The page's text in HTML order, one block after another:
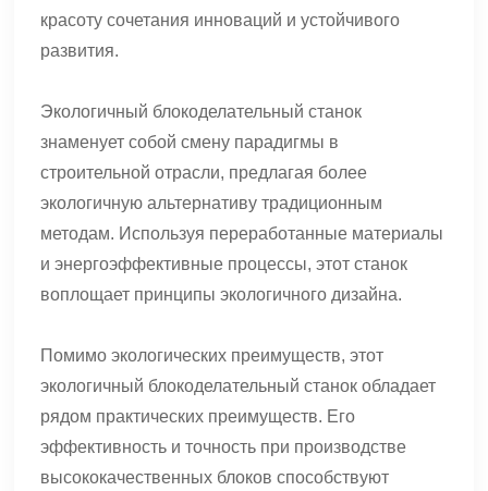
красоту сочетания инноваций и устойчивого
развития.
Экологичный блокоделательный станок
знаменует собой смену парадигмы в
строительной отрасли, предлагая более
экологичную альтернативу традиционным
методам. Используя переработанные материалы
и энергоэффективные процессы, этот станок
воплощает принципы экологичного дизайна.
Помимо экологических преимуществ, этот
экологичный блокоделательный станок обладает
рядом практических преимуществ. Его
эффективность и точность при производстве
высококачественных блоков способствуют